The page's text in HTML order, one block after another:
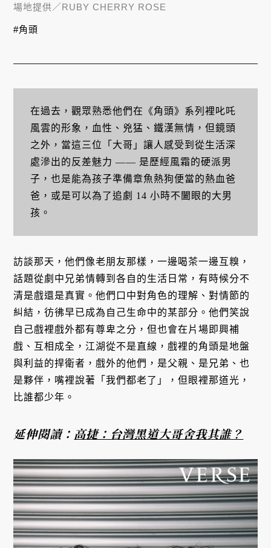
在過去，觀眾熟悉他們在《角頭》系列裡叱吒
風雲的形象，血性、兇猛、鐵漢無情，但鏡頭
之外，當這三位「大哥」讓人感受到從生活深
處滲出的反差魅力 —— 是歷經風霜的硬派男
子，也是能為孩子準備章魚熱狗便當的熱血爸
爸，或是可以為了追劇 14 小時不闔眼的大男
孩。
訪談那天，他們像老朋友那樣，一邊喝茶一邊互糗，
話題從劇中兄弟情轉到各自的生活日常，有時候分不
清是戲還是真實。他們口中對角色的理解、對情節的
糾結，彷彿早已成為自己生命中的某部分。他們笑說
自己戲裡戲外都有尊卑之分，但也會在片場即興補
戲、互相成全，江湖從不是直線，戲裡的角頭是地盤
與利益的捍衛者，戲外的他們，是父親、是兄弟、也
是夥伴，嘴裡說著「我們都老了」，但眼裡那道光，
比誰都少年。
延伸閱讀： 高捷：台灣黑道大哥舍我其誰？
場地提供／RUBY CHERRY ROSE
#角頭